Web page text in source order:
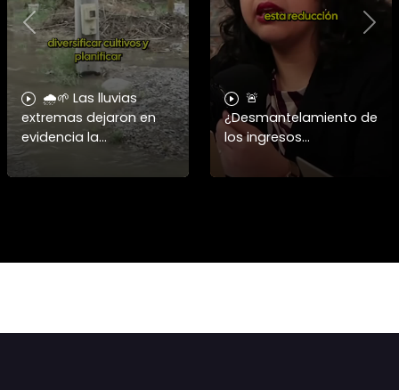
🌧️🌱 Las lluvias
extremas dejaron en
evidencia la
vulnerabilidad del
campo chileno.
🚨
¿Desmantelamiento de
los ingresos
municipales o
beneficio fiscal
Previous